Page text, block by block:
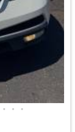
• • •